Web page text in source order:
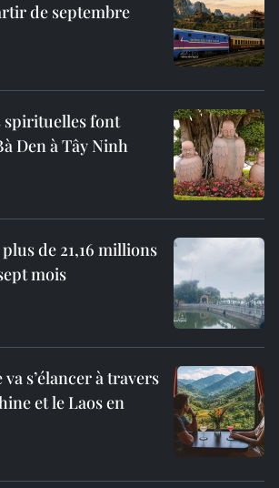
de septembre
spirituelles font
Den à Tây Ninh
de 21,16 millions
mois
s’élancer à travers
et le Laos en